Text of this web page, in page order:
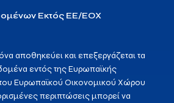
Εκτός ΕΕ/ΕΟΧ
αποθηκεύει και επεξεργάζεται τα
εντός της Ευρωπαϊκής
Ευρωπαϊκού Οικονομικού Χώρου
περιπτώσεις μπορεί να